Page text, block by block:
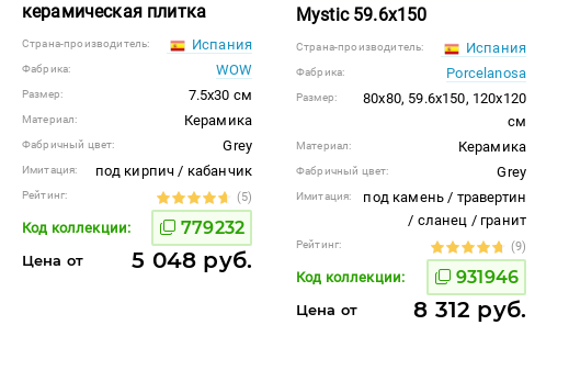
керамическая плитка
Страна-производитель: Испания
Фабрика: WOW
Размер: 7.5x30 см
Материал: Керамика
Фабричный цвет: Grey
Имитация: под кирпич / кабанчик
Рейтинг: (5)
Код коллекции: 779232
Цена от 5 048 руб.
Mystic 59.6x150
Страна-производитель: Испания
Фабрика: Porcelanosa
Размер:
80x80, 59.6x150, 120x120
см
Материал: Керамика
Фабричный цвет: Grey
Имитация:
под камень / травертин
/ сланец / гранит
Рейтинг: (9)
Код коллекции: 931946
Цена от 8 312 руб.